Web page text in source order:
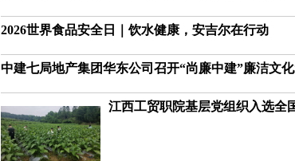
2026世界食品安全日｜饮水健康，安吉尔在行动
中建七局地产集团华东公司召开“尚廉中建”廉洁文
江西工贸职院基层党组织入选全